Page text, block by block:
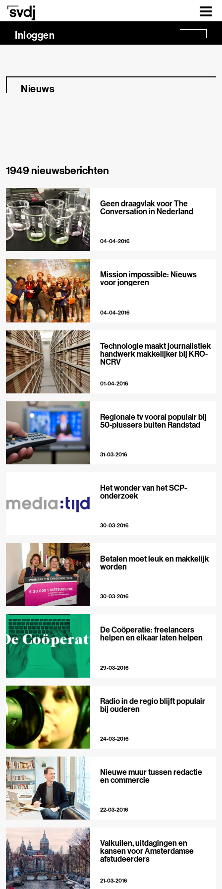
Naar hoofdinhoud
Inloggen
Nieuws
1949 nieuwsberichten
Geen draagvlak voor The
Conversation in Nederland
04-04-2016
Mission impossible: Nieuws
voor jongeren
04-04-2016
Technologie maakt journalistiek
handwerk makkelijker bij KRO-
NCRV
01-04-2016
Regionale tv vooral populair bij
50-plussers buiten Randstad
31-03-2016
Het wonder van het SCP-
onderzoek
30-03-2016
Betalen moet leuk en makkelijk
worden
30-03-2016
De Coöperatie: freelancers
helpen en elkaar laten helpen
29-03-2016
Radio in de regio blijft populair
bij ouderen
24-03-2016
Nieuwe muur tussen redactie
en commercie
22-03-2016
Valkuilen, uitdagingen en
kansen voor Amsterdamse
afstudeerders
21-03-2016